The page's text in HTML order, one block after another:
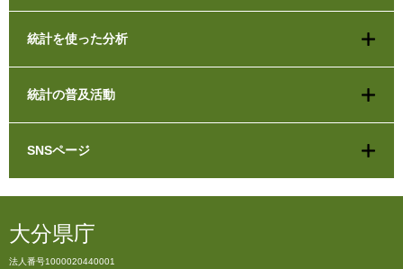
統計を使った分析
統計の普及活動
SNSページ
大分県庁
法人番号1000020440001